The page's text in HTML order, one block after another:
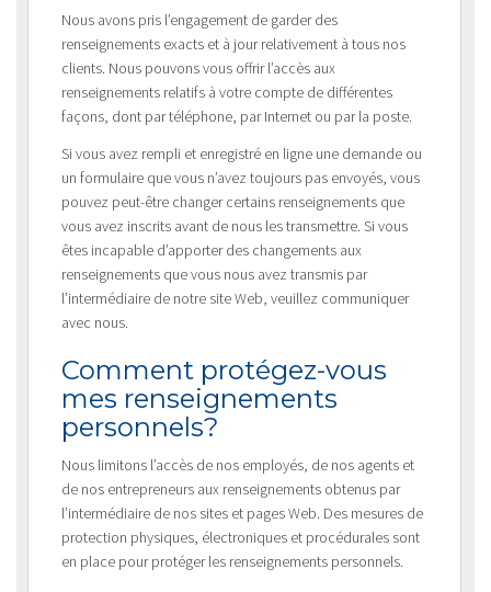
Nous avons pris l’engagement de garder des
renseignements exacts et à jour relativement à tous nos
clients. Nous pouvons vous offrir l’accès aux
renseignements relatifs à votre compte de différentes
façons, dont par téléphone, par Internet ou par la poste.
Si vous avez rempli et enregistré en ligne une demande ou
un formulaire que vous n’avez toujours pas envoyés, vous
pouvez peut-être changer certains renseignements que
vous avez inscrits avant de nous les transmettre. Si vous
êtes incapable d’apporter des changements aux
renseignements que vous nous avez transmis par
l’intermédiaire de notre site Web, veuillez communiquer
avec nous.
Comment protégez-vous
mes renseignements
personnels?
Nous limitons l’accès de nos employés, de nos agents et
de nos entrepreneurs aux renseignements obtenus par
l’intermédiaire de nos sites et pages Web. Des mesures de
protection physiques, électroniques et procédurales sont
en place pour protéger les renseignements personnels.